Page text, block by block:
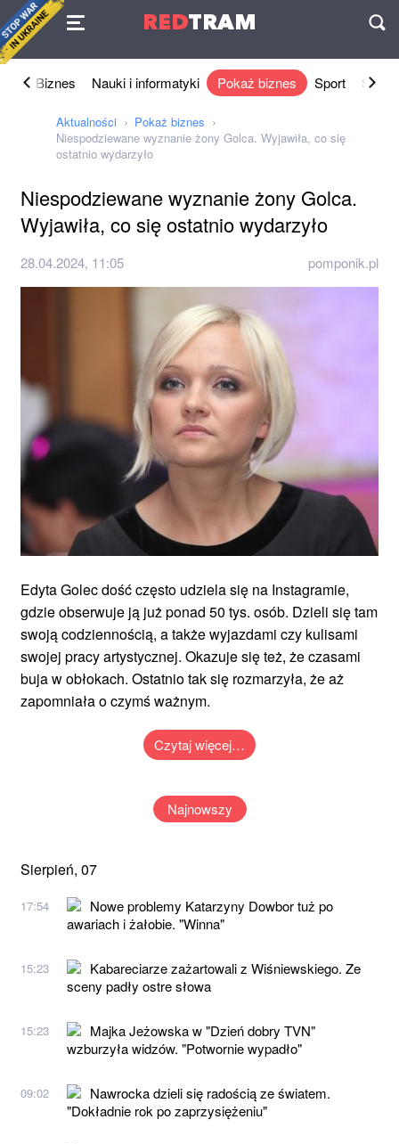
REDTRAM
Umowa
Biznes Nauki i informatyki Pokaż biznes Sport Styl
Aktualności
Pokaż biznes
Niespodziewane wyznanie żony Golca. Wyjawiła, co się
ostatnio wydarzyło
Niespodziewane wyznanie żony Golca.
Wyjawiła, co się ostatnio wydarzyło
28.04.2024, 11:05 pomponik.pl
Edyta Golec dość często udziela się na Instagramie,
gdzie obserwuje ją już ponad 50 tys. osób. Dzieli się tam
swoją codziennością, a także wyjazdami czy kulisami
swojej pracy artystycznej. Okazuje się też, że czasami
buja w obłokach. Ostatnio tak się rozmarzyła, że aż
zapomniała o czymś ważnym.
Czytaj więcej…
Najnowszy
Sierpień, 07
17:54
Nowe problemy Katarzyny Dowbor tuż po
awariach i żałobie. "Winna"
15:23
Kabareciarze zażartowali z Wiśniewskiego. Ze
sceny padły ostre słowa
15:23
Majka Jeżowska w "Dzień dobry TVN"
wzburzyła widzów. "Potwornie wypadło"
09:02
Nawrocka dzieli się radością ze światem.
"Dokładnie rok po zaprzysiężeniu"